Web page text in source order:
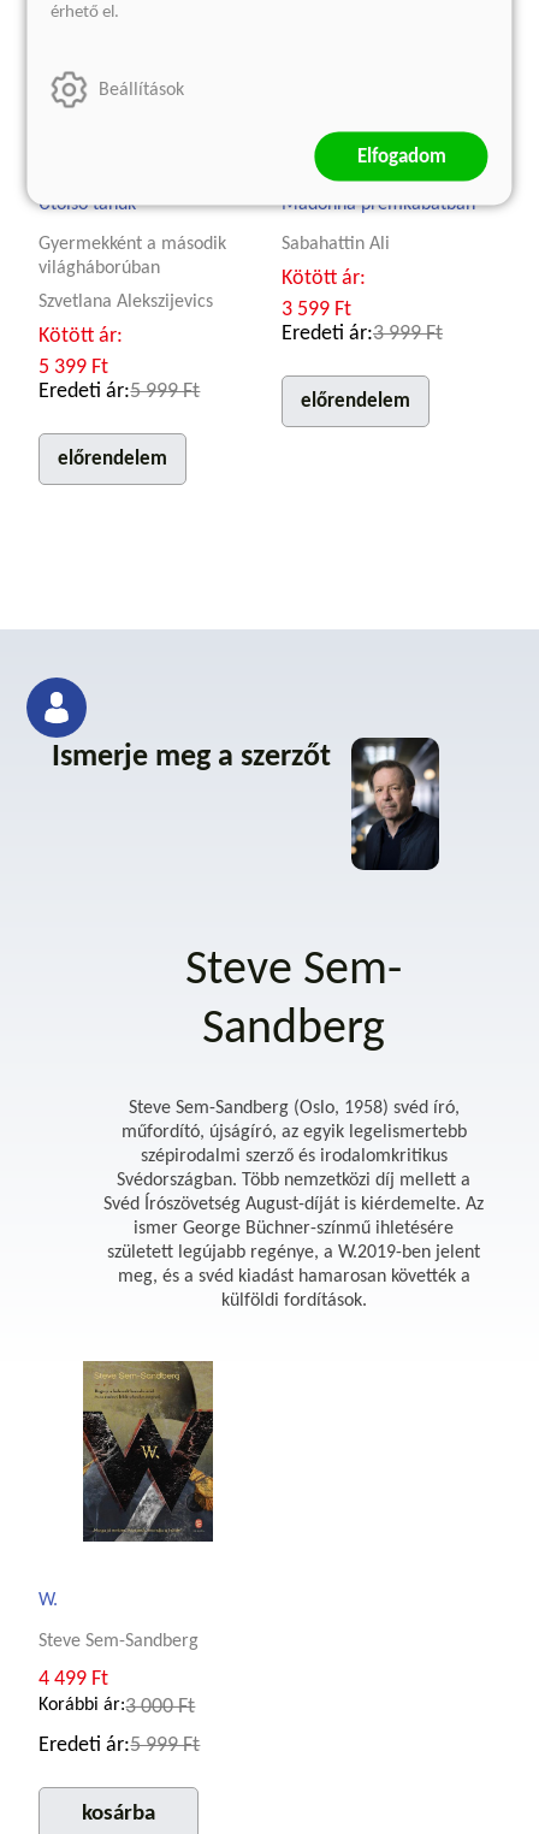
Utolsó tanúk
Gyermekként a második
világháborúban
Szvetlana Alekszijevics
Kötött ár:
5 399 Ft
Eredeti ár:5 999 Ft
előrendelem
Madonna prémkabátban
Sabahattin Ali
Kötött ár:
3 599 Ft
Eredeti ár:3 999 Ft
előrendelem
Ismerje meg a szerzőt
Steve Sem-
Sandberg
Steve Sem-Sandberg (Oslo, 1958) svéd író,
műfordító, újságíró, az egyik legelismertebb
szépirodalmi szerző és irodalomkritikus
Svédországban. Több nemzetközi díj mellett a
Svéd Írószövetség August-díját is kiérdemelte. Az
ismer George Büchner-színmű ihletésére
született legújabb regénye, a W.2019-ben jelent
meg, és a svéd kiadást hamarosan követték a
külföldi fordítások.
W.
Steve Sem-Sandberg
4 499 Ft
Korábbi ár:3 000 Ft
Eredeti ár:5 999 Ft
kosárba
érhető el.
Beállítások
Elfogadom